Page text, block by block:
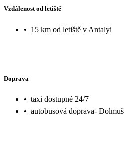
Vzdálenost od letiště
• 15 km od letiště v Antalyi
Doprava
• taxi dostupné 24/7
• autobusová doprava- Dolmuš